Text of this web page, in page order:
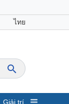
ไทย
Giải trí